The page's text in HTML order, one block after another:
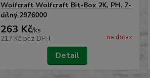
Wolfcraft Wolfcraft Bit-Box 2K, PH, 7-
dílný 2976000
263 Kč/ks
217 Kč bez DPH na dotaz
Detail